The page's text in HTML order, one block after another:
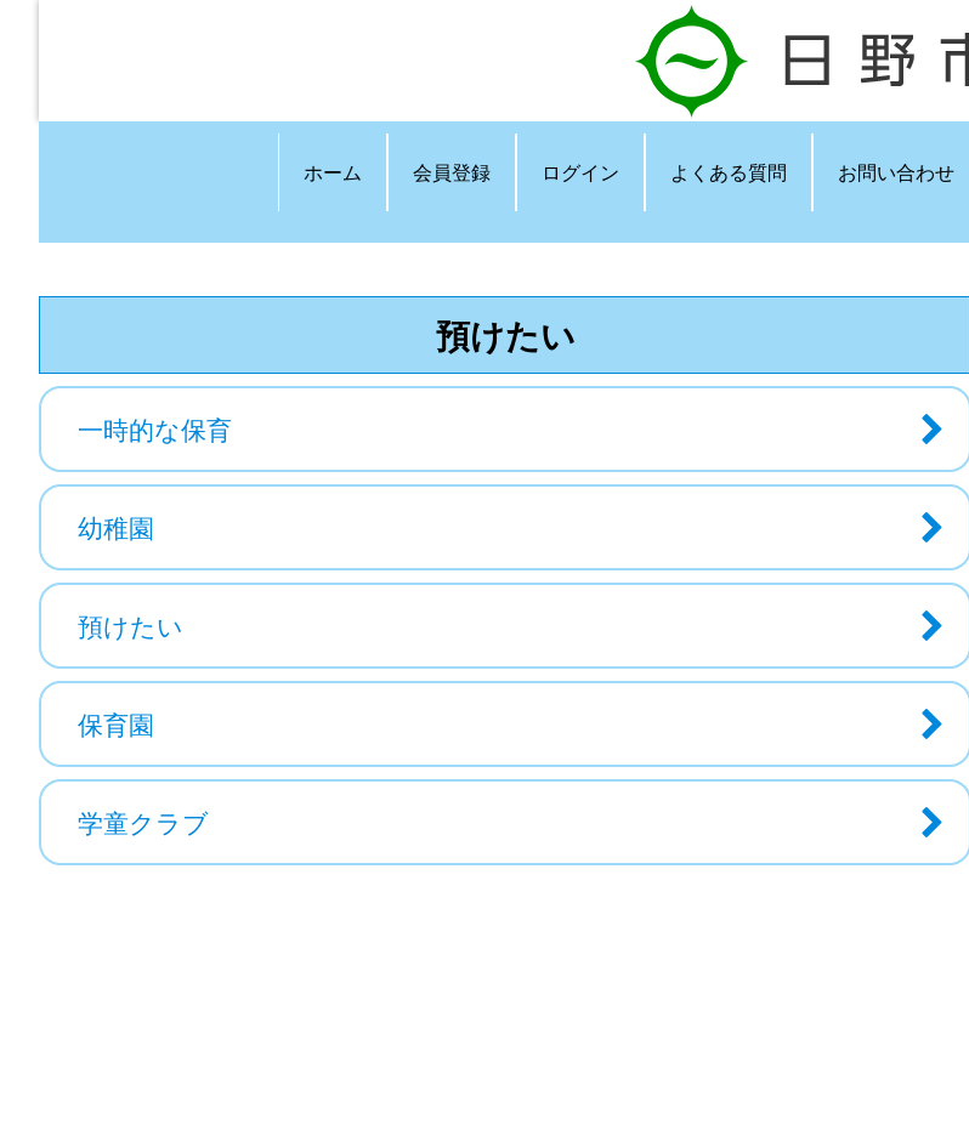
ホーム 会員登録 ログイン よくある質問 お問い合わせ
預けたい
一時的な保育
幼稚園
預けたい
保育園
学童クラブ